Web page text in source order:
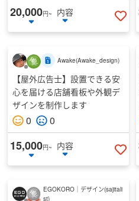
20,000円~
内容
いい
Awake(Awake_design)
【屋外広告士】設置できる安
心を届ける店舗看板や外観デ
ザインを制作します
0 0
15,000円~
内容
いい
EGOKORO｜デザイン(sajitali
st)